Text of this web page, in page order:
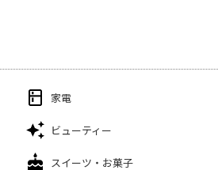
家電
ビューティー
スイーツ・お菓子